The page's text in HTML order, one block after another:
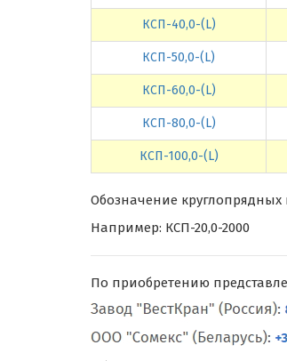
КСП-40,0-(L)
КСП-50,0-(L)
КСП-60,0-(L)
КСП-80,0-(L)
КСП-100,0-(L)
Обозначение
Например: КСП-20,0-2000
По приобретению